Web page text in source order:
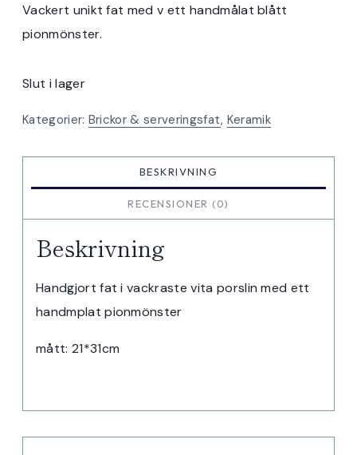
Vackert unikt fat med v ett handmålat blått
pionmönster.
Slut i lager
Kategorier: Brickor & serveringsfat, Keramik
BESKRIVNING
RECENSIONER (0)
Beskrivning
Handgjort fat i vackraste vita porslin med ett
handmplat pionmönster
mått: 21*31cm